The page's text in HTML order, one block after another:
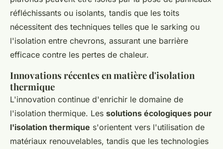
réfléchissants ou isolants, tandis que les toits
nécessitent des techniques telles que le sarking ou
l'isolation entre chevrons, assurant une barrière
efficace contre les pertes de chaleur.
Innovations récentes en matière d'isolation
thermique
L'innovation continue d'enrichir le domaine de
l'isolation thermique. Les solutions écologiques pour
l'isolation thermique s'orientent vers l'utilisation de
matériaux renouvelables, tandis que les technologies